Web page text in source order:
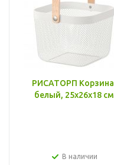
РИСАТОРП
белый, 25x26x18 см
В наличии